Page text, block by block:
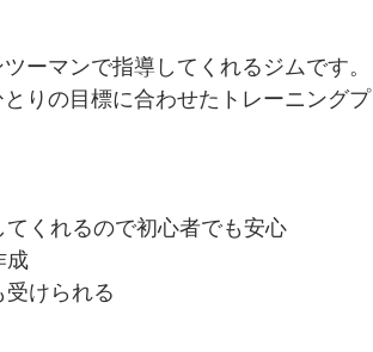
ーマンで指導してくれるジムです
りの目標に合わせたトレーニング
くれるので初心者でも安心
成
けられる